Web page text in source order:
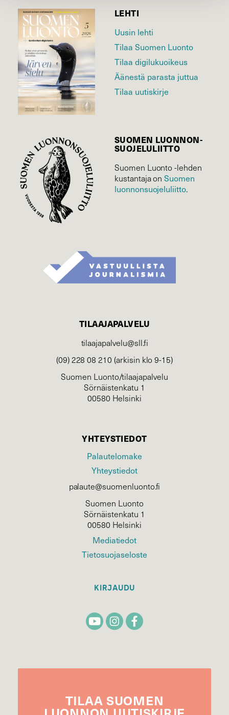
LEHTI
Uusin lehti
Tilaa Suomen Luonto
Tilaa digilukuoikeus
Äänestä parasta juttua
Tilaa uutiskirje
SUOMEN LUONNON­
SUOJELU­LIITTO
Suomen Luonto -lehden
kustantaja onSuomen
luonnonsuojelu­liitto.
TILAAJAPALVELU
tilaajapalvelu@sll.fi
(09) 228 08 210 (arkisin klo 9-15)
Suomen Luonto/tilaajapalvelu
Sörnäistenkatu 1
00580 Helsinki
YHTEYSTIEDOT
Palautelomake
Yhteystiedot
palaute@suomenluonto.fi
Suomen Luonto
Sörnäistenkatu 1
00580 Helsinki
Mediatiedot
Tietosuojaseloste
KIRJAUDU
TILAA SUOMEN